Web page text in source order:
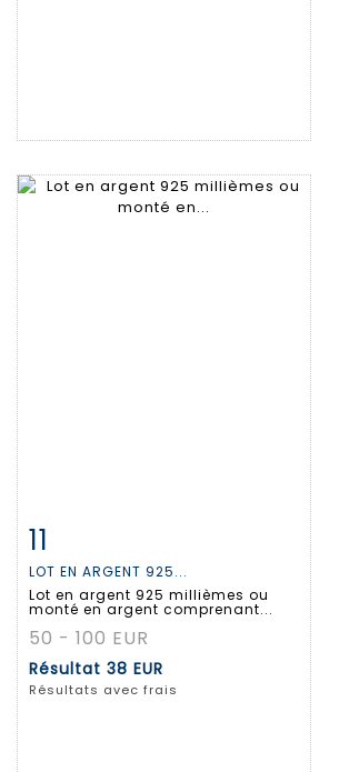
Fiche détaillée
11
LOT EN ARGENT 925...
Lot en argent 925 millièmes ou
monté en argent comprenant...
50 - 100 EUR
Résultat 38 EUR
Résultats avec frais